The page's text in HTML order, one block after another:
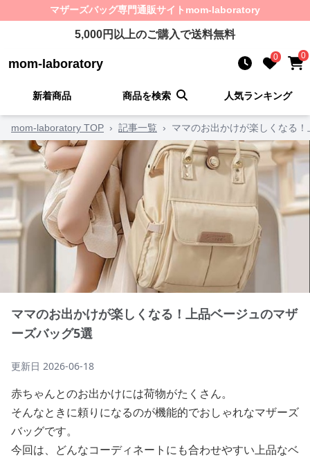
マザーズバッグ専門通販サイト mom-laboratory
5,000円以上のご購入で送料無料
mom-laboratory 0 0
新着商品 商品を検索 人気ランキング
mom-laboratory TOP › 記事一覧 › ママのお出かけが楽しくなる
ママのお出かけが楽しくなる！上品ベージュのマザ
ーズバッグ5選
更新日 2026-06-18
赤ちゃんとのお出かけには荷物がたくさん。
そんなときに頼りになるのが機能的でおしゃれなマザーズ
バッグです。
今回は、どんなコーディネートにも合わせやすい上品なベ